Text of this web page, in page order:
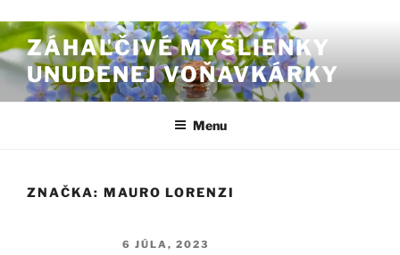
ZÁHAĽČIVÉ MYŠLIENKY
UNUDENEJ VOŇAVKÁRKY
Menu
ZNAČKA: MAURO LORENZI
6 JÚLA, 2023